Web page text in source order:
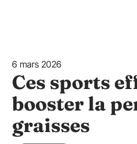
6 mars 2026
Ces sports
booster la
graisses